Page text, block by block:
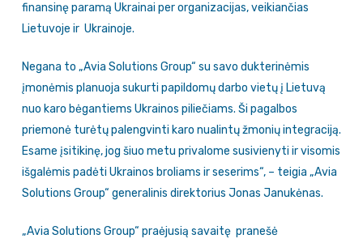
finansinę paramą Ukrainai per organizacijas, veikiančias
Lietuvoje ir Ukrainoje.
Negana to „Avia Solutions Group“ su savo dukterinėmis
įmonėmis planuoja sukurti papildomų darbo vietų į Lietuvą
nuo karo bėgantiems Ukrainos piliečiams. Ši pagalbos
priemonė turėtų palengvinti karo nualintų žmonių integraciją.
Esame įsitikinę, jog šiuo metu privalome susivienyti ir visomis
išgalėmis padėti Ukrainos broliams ir seserims“, – teigia „Avia
Solutions Group“ generalinis direktorius Jonas Janukėnas.
„Avia Solutions Group“ praėjusią savaitę pranešė